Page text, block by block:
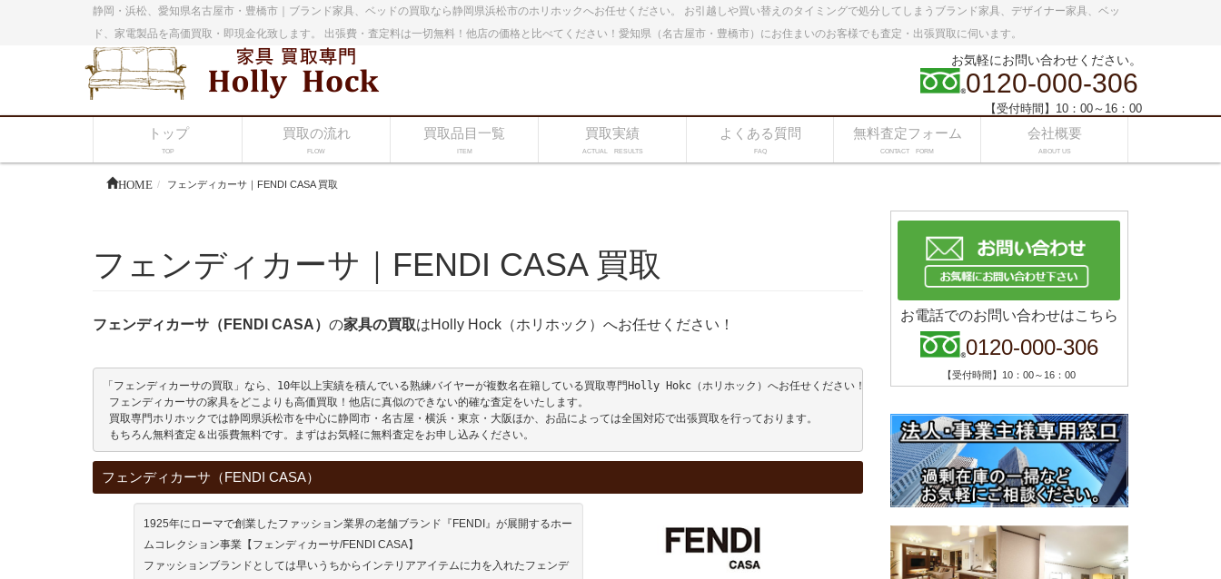
静岡・浜松、愛知県名古屋市・豊橋市｜ブランド家具、ベッドの買取なら静岡県浜松市のホリホックへお任せください。 お引越しや買い替えのタイミングで処分してしまうブランド家具、デザイナー家具、ベッ
ド、家電製品を高価買取・即現金化致します。 出張費・査定料は一切無料！他店の価格と比べてください！愛知県（名古屋市・豊橋市）にお住まいのお客様でも査定・出張買取に伺います。
お気軽にお問い合わせください。
0120-000-306
【受付時間】10：00～16：00
トップ
TOP
買取の流れ
FLOW
買取品目一覧
ITEM
買取実績
ACTUAL RESULTS
よくある質問
FAQ
無料査定フォーム
CONTACT FORM
会社概要
ABOUT US
HOME フェンディカーサ｜FENDI CASA 買取
フェンディカーサ｜FENDI CASA 買取
フェンディカーサ（FENDI CASA） の家具の買取はHolly Hock（ホリホック）へお任せください！
「フェンディカーサの買取」なら、10年以上実績を積んでいる熟練バイヤーが複数名在籍している買取専門Holly Hokc（ホリホック）へお任せください！
フェンディカーサの家具をどこよりも高価買取！他店に真似のできない的確な査定をいたします。
買取専門ホリホックでは静岡県浜松市を中心に静岡市・名古屋・横浜・東京・大阪ほか、お品によっては全国対応で出張買取を行っております。
もちろん無料査定＆出張費無料です。まずはお気軽に無料査定をお申し込みください。
フェンディカーサ（FENDI CASA）
1925年にローマで創業したファッション業界の老舗ブランド『FENDI』が展開するホー
ムコレクション事業【フェンディカーサ/FENDI CASA】
ファッションブランドとしては早いうちからインテリアアイテムに力を入れたフェンデ
お電話でのお問い合わせはこちら
0120-000-306
【受付時間】10：00～16：00